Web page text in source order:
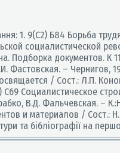
1. 9(С2) Б84 Борьба
социалистической
Подборка документов.
Фастовская. – Чернигов,
/ Сост.: Л.П.
С69 Социалистическое
В.Д. Фальчевская. –
и материалов / Сост.:
та бібліографії на